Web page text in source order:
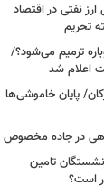
نفتی در اقتصاد
تحریم
ترمیم می‌شود؟/
اعلام شد
پایان خاموشی‌ها
در جاده مخصوص
تامین
است؟